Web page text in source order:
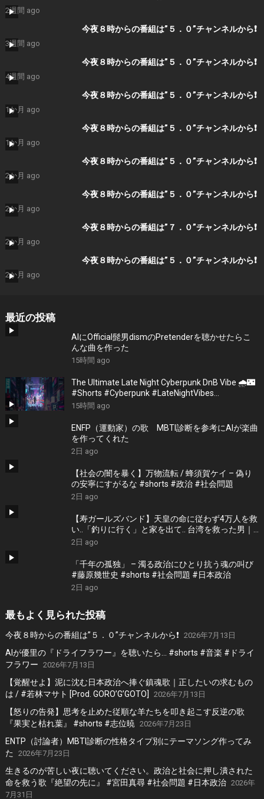
2週間 ago
今夜８時からの番組は”５．０”チャンネルから❗️
3週間 ago
今夜８時からの番組は”５．０”チャンネルから❗️
4週間 ago
今夜８時からの番組は”５．０”チャンネルから❗️
1か月 ago
今夜８時からの番組は”５．０”チャンネルから❗️
1か月 ago
今夜８時からの番組は”５．０”チャンネルから❗️
2か月 ago
今夜８時からの番組は”５．０”チャンネルから❗️
2か月 ago
今夜８時からの番組は”７．０”チャンネルから❗️
2か月 ago
今夜８時からの番組は”５．０”チャンネルから❗️
2か月 ago
最近の投稿
AIにOfficial髭男dismのPretenderを聴かせたらこ
んな曲を作った
15時間 ago
The Ultimate Late Night Cyberpunk DnB Vibe 🌧️🌃
#Shorts #Cyberpunk #LateNightVibes
#ElectronicMusic
15時間 ago
ENFP（運動家）の歌 MBTI診断を参考にAIが楽曲
を作ってくれた
2日 ago
【社会の闇を暴く】万物流転 / 蜂須賀ケイ – 偽り
の安寧にすがるな #shorts #政治 #社会問題
2日 ago
【寿ガールズバンド】天皇の命に従わず4万人を救
い..「釣りに行く」と家を出て.. 台湾を救った男｜
根本博『名もなき勝利』 by 寿STUDIO
2日 ago
「千年の孤独」 – 濁る政治にひとり抗う魂の叫び
#藤原幾世史 #shorts #社会問題 #日本政治
2日 ago
最もよく見られた投稿
今夜８時からの番組は”５．０”チャンネルから❗️ 2026年7月13日
AIが優里の『ドライフラワー』を聴いたら… #shorts #音楽 #ドライ
フラワー 2026年7月13日
【覚醒せよ】泥に沈む日本政治へ捧ぐ鎮魂歌｜正したいの求むもの
は / #若林マサト [Prod. GORO’G’GOTO]
2026年7月13日
【怒りの告発】思考を止めた従順な羊たちを叩き起こす反逆の歌
『果実と枯れ葉』 #shorts #志位暁 2026年7月23日
ENTP（討論者）MBTI診断の性格タイプ別にテーマソング作ってみ
た
2026年7月23日
生きるのが苦しい夜に聴いてください。政治と社会に押し潰された
命を救う歌『絶望の先に』 #宮田真尋 #社会問題 #日本政治 2026年
7月31日